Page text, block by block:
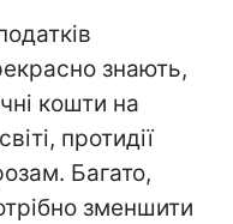
знають,
кошти на
протидії
Багато,
зменшити